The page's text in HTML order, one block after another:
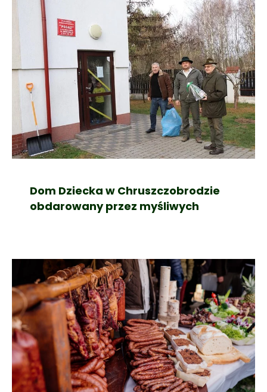
Dom Dziecka w Chruszczobrodzie
obdarowany przez myśliwych